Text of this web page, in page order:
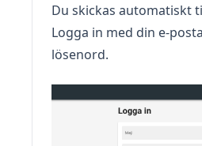
Du skickas automatiskt
Logga in med din e-
lösenord.